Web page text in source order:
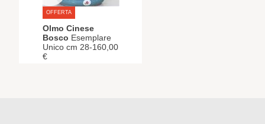
OFFERTA
Olmo Cinese
Bosco Esemplare
Unico cm 28-160,00
€